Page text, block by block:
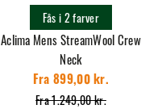
Aclima Mens StreamWool Crew
Neck
Fra 1.249,00 kr.
Fra 899,00 kr.
Fås i 2 farver